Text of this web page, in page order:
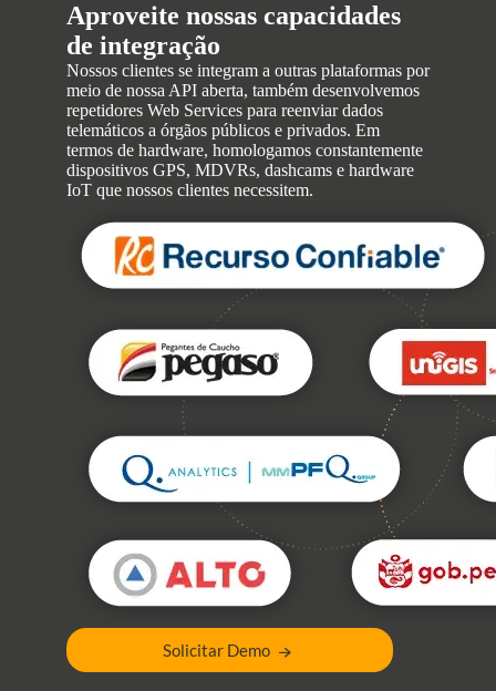
Aproveite nossas capacidades
de integração
Nossos clientes se integram a outras plataformas por
meio de nossa API aberta, também desenvolvemos
repetidores Web Services para reenviar dados
telemáticos a órgãos públicos e privados. Em
termos de hardware, homologamos constantemente
dispositivos GPS, MDVRs, dashcams e hardware
IoT que nossos clientes necessitem.
Solicitar Demo